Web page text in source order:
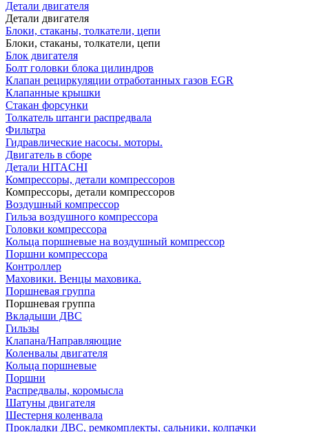
Детали двигателя
Детали двигателя
Блоки, стаканы, толкатели, цепи
Блоки, стаканы, толкатели, цепи
Блок двигателя
Болт головки блока цилиндров
Клапан рециркуляции отработанных газов EGR
Клапанные крышки
Стакан форсунки
Толкатель штанги распредвала
Фильтра
Гидравлические насосы. моторы.
Двигатель в сборе
Детали HITACHI
Компрессоры, детали компрессоров
Компрессоры, детали компрессоров
Воздушный компрессор
Гильза воздушного компрессора
Головки компрессора
Кольца поршневые на воздушный компрессор
Поршни компрессора
Контроллер
Маховики. Венцы маховика.
Поршневая группа
Поршневая группа
Вкладыши ДВС
Гильзы
Клапана/Направляющие
Коленвалы двигателя
Кольца поршневые
Поршни
Распредвалы, коромысла
Шатуны двигателя
Шестерня коленвала
Прокладки ДВС, ремкомплекты, сальники, колпачки